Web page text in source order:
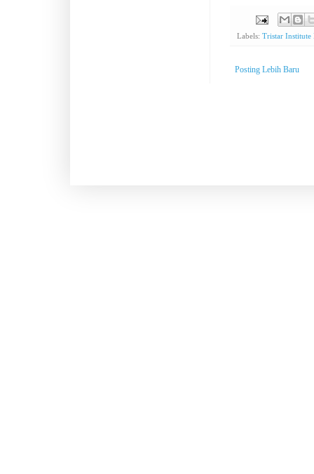
Labels: Tristar Institute
Posting Lebih Baru